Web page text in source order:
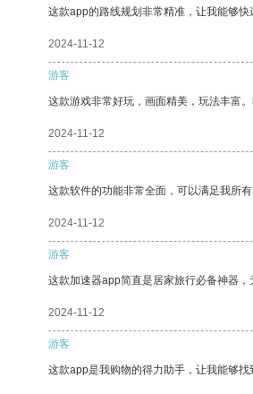
这款app的路线规划非常精准，让我能够快
2024-11-12
游客
这款游戏非常好玩，画面精美，玩法丰富
2024-11-12
游客
这款软件的功能非常全面，可以满足我所有
2024-11-12
游客
这款加速器app简直是居家旅行必备神器
2024-11-12
游客
这款app是我购物的得力助手，让我能够找